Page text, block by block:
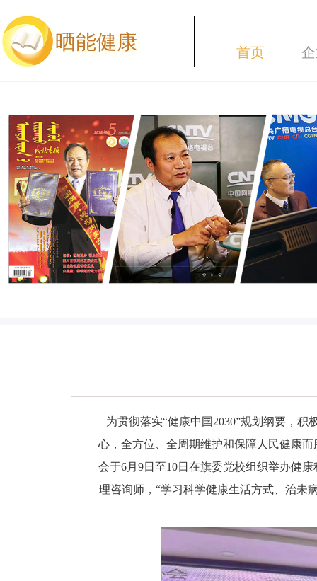
晒能健康 首页
为贯彻落实“健康中国2030”规划纲要，
心，全方位、全周期维护和保障人民健康
会于6月9日至10日在旗委党校组织举办健
理咨询师，“学习科学健康生活方式、治未